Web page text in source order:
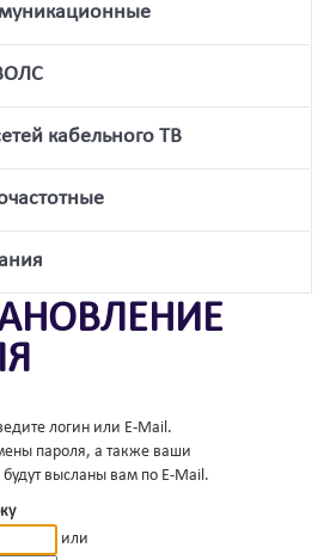
кабельного ТВ
логин или E-Mail.
пароля, а также ваши
высланы вам по E-Mail.
или